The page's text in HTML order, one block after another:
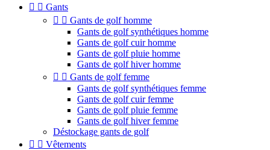
  Gants
  Gants de golf homme
Gants de golf synthétiques homme
Gants de golf cuir homme
Gants de golf pluie homme
Gants de golf hiver homme
  Gants de golf femme
Gants de golf synthétiques femme
Gants de golf cuir femme
Gants de golf pluie femme
Gants de golf hiver femme
Déstockage gants de golf
  Vêtements